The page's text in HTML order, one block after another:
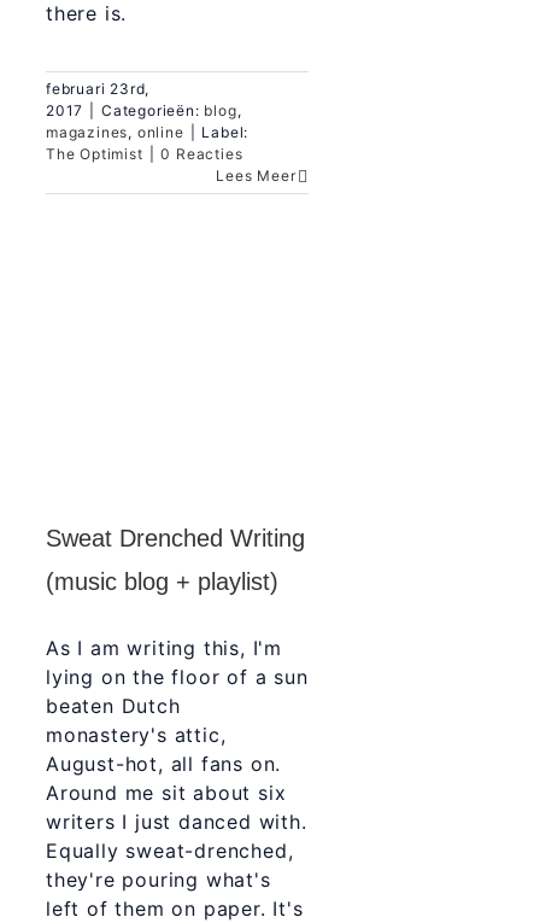
there is.
februari 23rd,
2017
Categorieën: blog,
magazines, online
Label:
The Optimist
0 Reacties
Lees Meer
Sweat Drenched Writing
(music blog + playlist)
As I am writing this, I'm
lying on the floor of a sun
beaten Dutch
monastery's attic,
August-hot, all fans on.
Around me sit about six
writers I just danced with.
Equally sweat-drenched,
they're pouring what's
left of them on paper. It's